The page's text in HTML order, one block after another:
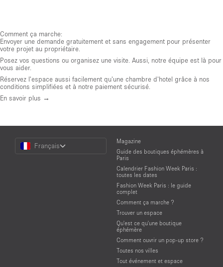
Comment ça marche:
Envoyer une demande gratuitement et sans engagement pour présenter
votre projet au propriétaire.
Posez vos questions ou organisez une visite. Aussi, notre équipe est là pour
vous aider.
Réservez l'espace aussi facilement qu'une chambre d'hotel grâce à nos
conditions simplifiées et à notre paiement sécurisé.
En savoir plus →
Choose
Language
Français
Magazine
Guide des boutiques éphémères à
Paris
Calendrier Fashion Week Paris :
toutes les dates
Fashion Week Paris : le guide
complet
Comment ça marche ?
Trouver un espace
Qu'est ce qu'une boutique
éphémère
Comment ouvrir un pop-up store ?
Toutes nos villes
Tout événement et espace